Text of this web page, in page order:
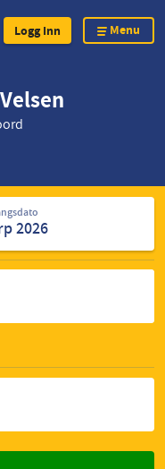
Logg Inn Menu